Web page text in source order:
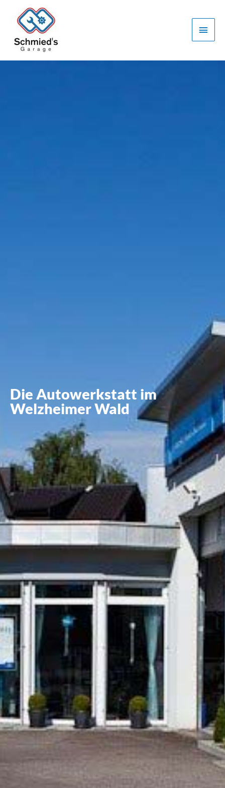
Die Autowerkstatt im
Welzheimer Wald